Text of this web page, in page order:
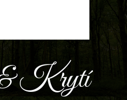
Krytí